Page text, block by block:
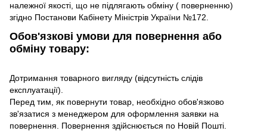
належної якості, що не підлягають обміну ( поверненню)
згідно Постанови Кабінету Міністрів України №172.
Обов'язкові умови для повернення або
обміну товару:
Дотримання товарного вигляду (відсутність слідів
експлуатації).
Перед тим, як повернути товар, необхідно обов'язково
зв'язатися з менеджером для оформлення заявки на
повернення. Повернення здійснюється по Новій Пошті.